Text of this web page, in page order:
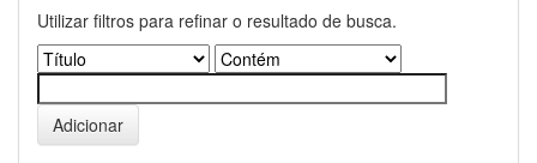
Utilizar filtros para refinar o resultado de busca.